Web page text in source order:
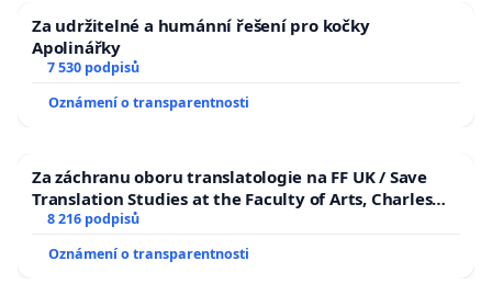
Za udržitelné a humánní řešení pro kočky
Apolinářky
7 530 podpisů
Oznámení o transparentnosti
Za záchranu oboru translatologie na FF UK / Save
Translation Studies at the Faculty of Arts, Charles
University
8 216 podpisů
Oznámení o transparentnosti